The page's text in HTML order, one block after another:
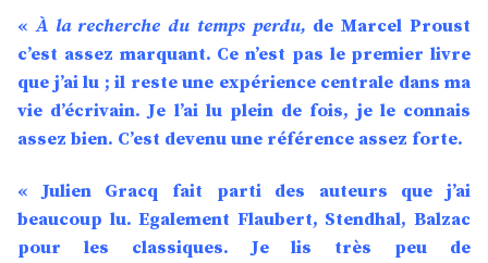
«À la recherche du temps perdu, de Marcel Proust
c’est assez marquant. Ce n’est pas le premier livre
que j’ai lu ; il reste une expérience centrale dans ma
vie d’écrivain. Je l’ai lu plein de fois, je le connais
assez bien. C’est devenu une référence assez forte.
« Julien Gracq fait parti des auteurs que j’ai
beaucoup lu. Egalement Flaubert, Stendhal, Balzac
pour les classiques. Je lis très peu de